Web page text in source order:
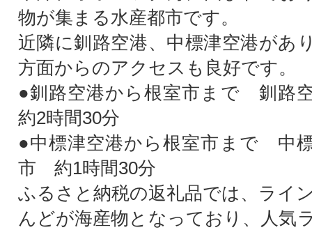
物が集まる水産都市です。
近隣に釧路空港、中標津空港があ
方面からのアクセスも良好です。
●釧路空港から根室市まで 釧路
約2時間30分
●中標津空港から根室市まで 中
市 約1時間30分
ふるさと納税の返礼品では、ライ
んどが海産物となっており、人気